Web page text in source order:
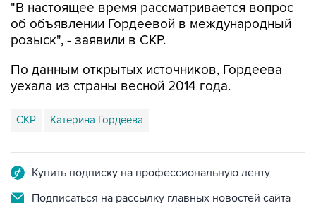
розыск", - заявили в СКР.
По данным открытых источников, Гордеева
СКР Катерина Гордеева
Подписаться на рассылку главных новостей сайта
Получать оперативные новости в официальном